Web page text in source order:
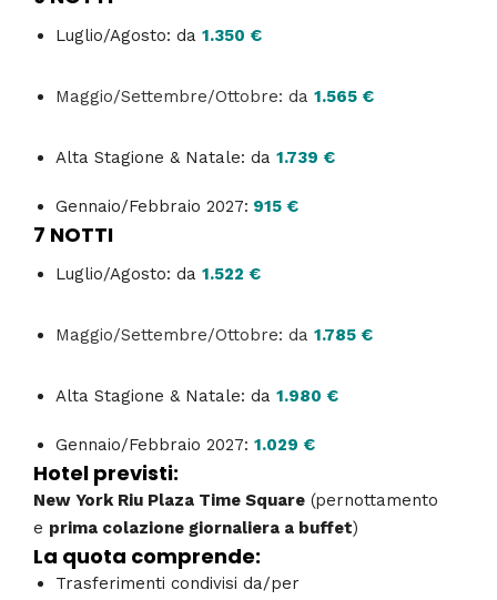
Luglio/Agosto: da 1.350 €
Maggio/Settembre/Ottobre: da 1.565 €
Alta Stagione & Natale: da 1.739 €
Gennaio/Febbraio 2027: 915 €
7 NOTTI
Luglio/Agosto: da 1.522 €
Maggio/Settembre/Ottobre: da 1.785 €
Alta Stagione & Natale: da 1.980 €
Gennaio/Febbraio 2027: 1.029 €
Hotel previsti:
New York Riu Plaza Time Square (pernottamento
e prima colazione giornaliera a buffet)
La quota comprende:
Trasferimenti condivisi da/per